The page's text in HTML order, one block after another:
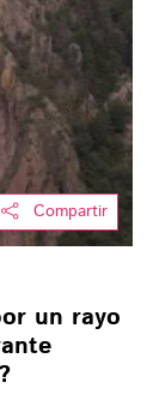
Compartir
un rayo